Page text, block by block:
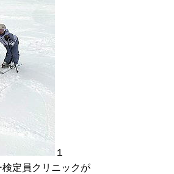
１
定員クリニックが